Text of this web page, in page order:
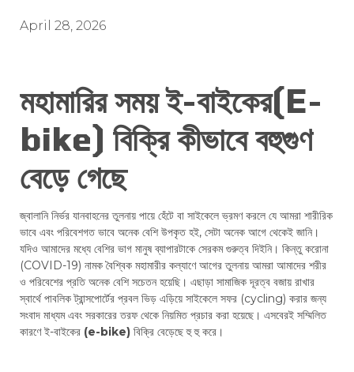
April 28, 2026
মহামারির সময় ই-বাইকের(E-
bike) বিক্রি কীভাবে বহুগুণ
বেড়ে গেছে
জ্বালানি নির্ভর যানবাহনের তুলনায় পায়ে হেঁটে বা সাইকেলে ভ্রমণ করলে যে আমরা শারীরিক
ভাবে এবং পরিবেশগত ভাবে অনেক বেশি উপকৃত হই, সেটা অনেক আগে থেকেই জানি।
যদিও আমাদের মধ্যে বেশির ভাগ মানুষ ব্যাপারটাকে সেরকম গুরুত্ব দিইনি। কিন্তু করোনা
(COVID-19) নামক বৈশ্বিক মহামারীর কল্যাণে আগের তুলনায় আমরা আমাদের শরীর
ও পরিবেশের প্রতি অনেক বেশি সচেতন হয়েছি। এছাড়া সামাজিক দূরত্ব বজায় রাখার
স্বার্থে পাবলিক ট্রান্সপোর্টের প্রবল ভিড় এড়িয়ে সাইকেলে সফর (cycling) করার জন্য
সংবাদ মাধ্যম এবং সরকারের তরফ থেকে নিয়মিত প্রচার করা হয়েছে। এসবেরই সম্মিলিত
কারণে ই-বাইকের (e-bike) বিক্রি বেড়েছে হু হু করে।